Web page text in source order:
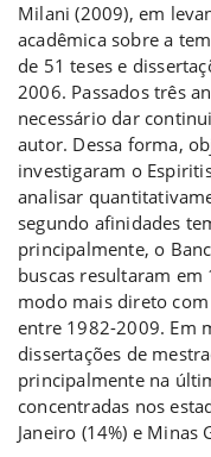
Milani (2009), em
acadêmica sobre a
de 51 teses e
2006. Passados três
necessário dar
autor. Dessa forma,
investigaram o
analisar
segundo afinidades
principalmente, o
buscas resultaram em
modo mais direto
entre 1982-2009. Em
dissertações de
principalmente na
concentradas nos
Janeiro (14%) e Minas